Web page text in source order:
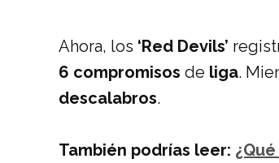
Ahora, los ‘Red Devils’
6 compromisos de liga.
descalabros.
También podrías leer: